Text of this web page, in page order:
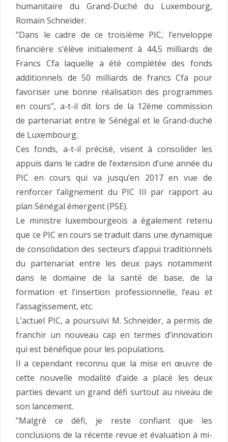
humanitaire du Grand-Duché du Luxembourg,
Romain Schneider.
’’Dans le cadre de ce troisième PIC, l’enveloppe
financière s’élève initialement à 44,5 milliards de
Francs Cfa laquelle a été complétée des fonds
additionnels de 50 milliards de francs Cfa pour
favoriser une bonne réalisation des programmes
en cours’’, a-t-il dit lors de la 12ème commission
de partenariat entre le Sénégal et le Grand-duché
de Luxembourg.
Ces fonds, a-t-il précisé, visent à consolider les
appuis dans le cadre de l’extension d’une année du
PIC en cours qui va jusqu’en 2017 en vue de
renforcer l’alignement du PIC III par rapport au
plan Sénégal émergent (PSE).
Le ministre luxembourgeois a également retenu
que ce PIC en cours se traduit dans une dynamique
de consolidation des secteurs d’appui traditionnels
du partenariat entre les deux pays notamment
dans le domaine de la santé de base, de la
formation et l’insertion professionnelle, l’eau et
l’assagissement, etc.
L’actuel PIC, a poursuivi M. Schneider, a permis de
franchir un nouveau cap en termes d’innovation
qui est bénéfique pour les populations.
Il a cependant reconnu que la mise en œuvre de
cette nouvelle modalité d’aide a placé les deux
parties devant un grand défi surtout au niveau de
son lancement.
’’Malgré ce défi, je reste confiant que les
conclusions de la récente revue et évaluation à mi-